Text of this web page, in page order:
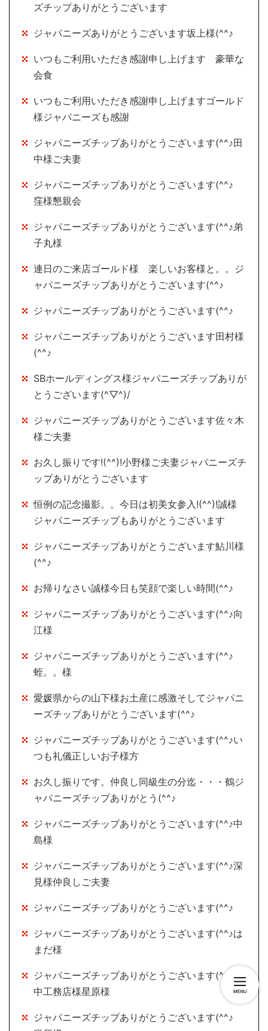
ズチップありがとうございます
ジャパニーズありがとうございます坂上様(^^♪
いつもご利用いただき感謝申し上げます 豪華な
会食
いつもご利用いただき感謝申し上げますゴールド
様ジャパニーズも感謝
ジャパニーズチップありがとうございます(^^♪田
中様ご夫妻
ジャパニーズチップありがとうございます(^^♪
窪様懇親会
ジャパニーズチップありがとうございます(^^♪弟
子丸様
連日のご来店ゴールド様 楽しいお客様と。。ジ
ャパニーズチップありがとうございます(^^♪
ジャパニーズチップありがとうございます(^^♪
ジャパニーズチップありがとうございます田村様
(^^♪
SBホールディングス様ジャパニーズチップありが
とうございます(^▽^)/
ジャパニーズチップありがとうございます佐々木
様ご夫妻
お久し振りです!(^^)!小野様ご夫妻ジャパニーズチ
ップありがとうございます
恒例の記念撮影。。今日は初美女参入!(^^)!誠様
ジャパニーズチップもありがとうございます
ジャパニーズチップありがとうございます鮎川様
(^^♪
お帰りなさい誠様今日も笑顔で楽しい時間(^^♪
ジャパニーズチップありがとうございます(^^♪向
江様
ジャパニーズチップありがとうございます(^^♪
蛭。。様
愛媛県からの山下様お土産に感激そしてジャパニ
ーズチップありがとうございます(^^♪
ジャパニーズチップありがとうございます(^^♪い
つも礼儀正しいお子様方
お久し振りです。仲良し同級生の分迄・・・鶴ジ
ャパニーズチップありがとう(^^♪
ジャパニーズチップありがとうございます(^^♪中
島様
ジャパニーズチップありがとうございます(^^♪深
見様仲良しご夫妻
ジャパニーズチップありがとうございます(^^♪
ジャパニーズチップありがとうございます(^^♪は
まだ様
ジャパニーズチップありがとうございます(^^♪〇
中工務店様星原様
ジャパニーズチップありがとうございます(^^♪